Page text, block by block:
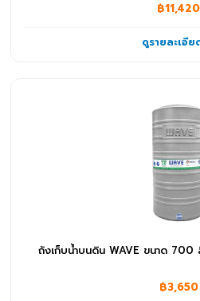
฿11,420
ดูรายละเอี
ถังเก็บน้ำบนดิน WAVE ขนาด
฿3,650